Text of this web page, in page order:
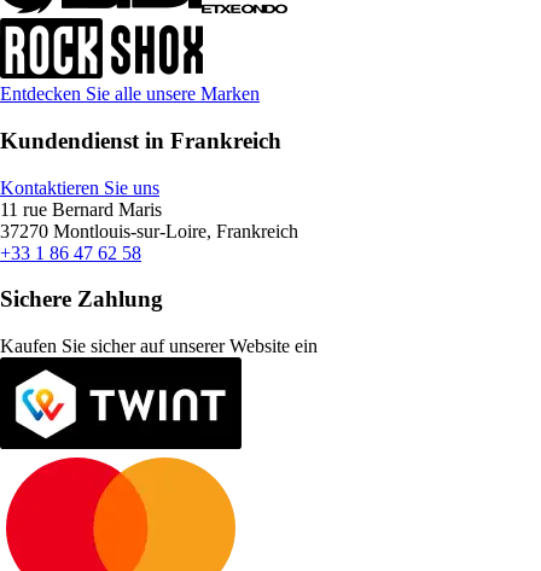
Entdecken Sie alle unsere Marken
Kundendienst in Frankreich
Kontaktieren Sie uns
11 rue Bernard Maris
37270 Montlouis-sur-Loire, Frankreich
+33 1 86 47 62 58
Sichere Zahlung
Kaufen Sie sicher auf unserer Website ein